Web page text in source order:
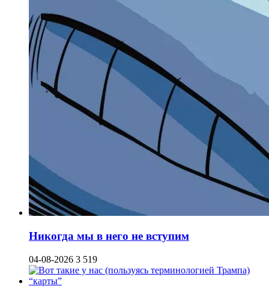
Никогда мы в него не вступим
04-08-2026 3 519